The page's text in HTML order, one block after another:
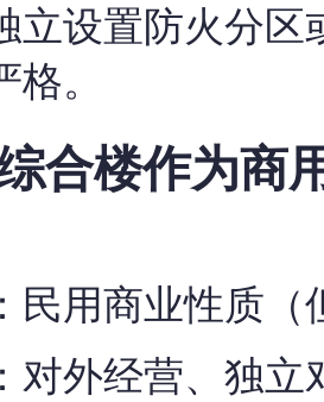
立设置防火分
。
合楼作为商
民用商业性质
对外经营、独